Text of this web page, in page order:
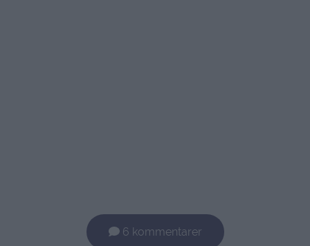
6 kommentarer